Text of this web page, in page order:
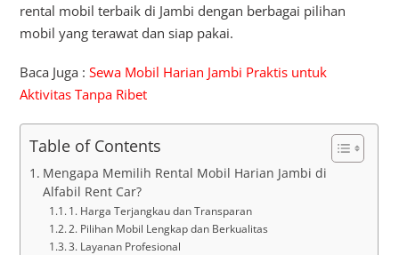
rental mobil terbaik di Jambi dengan berbagai pilihan
mobil yang terawat dan siap pakai.
Baca Juga :Sewa Mobil Harian Jambi Praktis untuk
Aktivitas Tanpa Ribet
Table of Contents
Mengapa Memilih Rental Mobil Harian Jambi di
Alfabil Rent Car?
1. Harga Terjangkau dan Transparan
2. Pilihan Mobil Lengkap dan Berkualitas
3. Layanan Profesional